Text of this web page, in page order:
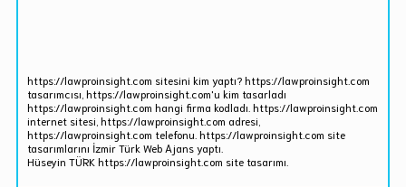
https://lawproinsight.com sitesini kim yaptı? https://lawproinsight.com
tasarımcısı, https://lawproinsight.com'u kim tasarladı
https://lawproinsight.com hangi firma kodladı. https://lawproinsight.com
internet sitesi, https://lawproinsight.com adresi,
https://lawproinsight.com telefonu. https://lawproinsight.com site
tasarımlarını İzmir Türk Web Ajans yaptı.
Hüseyin TÜRK https://lawproinsight.com site tasarımı.